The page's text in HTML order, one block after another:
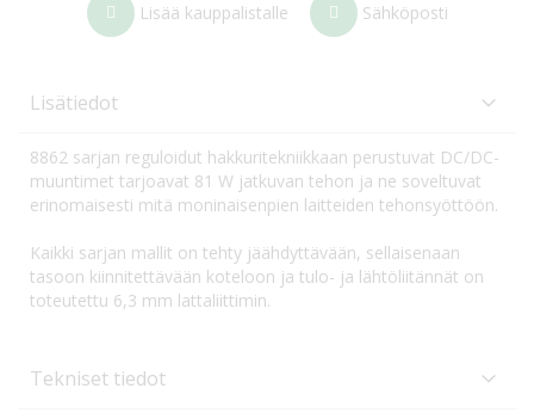
Lisää kauppalistalle Sähköposti
Lisätiedot
8862 sarjan reguloidut hakkuritekniikkaan perustuvat DC/DC-
muuntimet tarjoavat 81 W jatkuvan tehon ja ne soveltuvat
erinomaisesti mitä moninaisenpien laitteiden tehonsyöttöön.
Kaikki sarjan mallit on tehty jäähdyttävään, sellaisenaan
tasoon kiinnitettävään koteloon ja tulo- ja lähtöliitännät on
toteutettu 6,3 mm lattaliittimin.
Tekniset tiedot